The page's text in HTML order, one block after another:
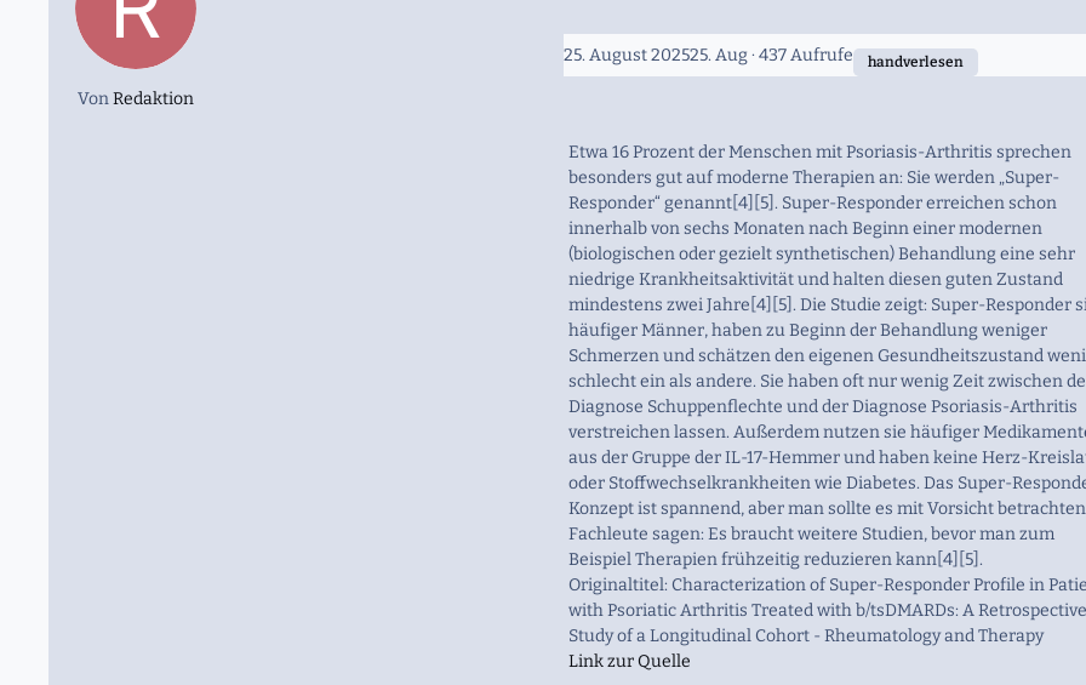
VonRedaktion
25. August 202525. Aug · 437 Aufrufe handverlesen
Etwa 16 Prozent der Menschen mit Psoriasis-Arthritis sprechen
besonders gut auf moderne Therapien an: Sie werden „Super-
Responder“ genannt[4][5]. Super-Responder erreichen schon
innerhalb von sechs Monaten nach Beginn einer modernen
(biologischen oder gezielt synthetischen) Behandlung eine sehr
niedrige Krankheitsaktivität und halten diesen guten Zustand
mindestens zwei Jahre[4][5]. Die Studie zeigt: Super-Responder
häufiger Männer, haben zu Beginn der Behandlung weniger
Schmerzen und schätzen den eigenen Gesundheitszustand
schlecht ein als andere. Sie haben oft nur wenig Zeit zwischen
Diagnose Schuppenflechte und der Diagnose Psoriasis-Arthritis
verstreichen lassen. Außerdem nutzen sie häufiger
aus der Gruppe der IL-17-Hemmer und haben keine Herz-
oder Stoffwechselkrankheiten wie Diabetes. Das Super-
Konzept ist spannend, aber man sollte es mit Vorsicht
Fachleute sagen: Es braucht weitere Studien, bevor man zum
Beispiel Therapien frühzeitig reduzieren kann[4][5].
Originaltitel: Characterization of Super-Responder Profile in
with Psoriatic Arthritis Treated with b/tsDMARDs: A Retrospective
Study of a Longitudinal Cohort - Rheumatology and Therapy
Link zur Quelle